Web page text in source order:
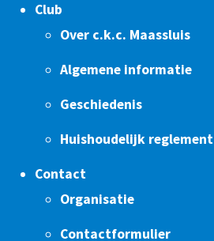
Club
Over c.k.c. Maassluis
Algemene informatie
Geschiedenis
Huishoudelijk reglement
Contact
Organisatie
Contactformulier